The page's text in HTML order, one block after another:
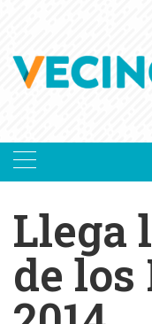
Llega
de los